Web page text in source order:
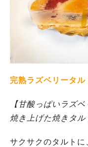
完熟ラズベリータル
【甘酸っぱいラズ
焼き上げた焼きタル
サクサクのタルト